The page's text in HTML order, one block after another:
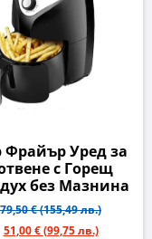
Фрайър Уред за
с Горещ
без Мазнина
79,50 €(155,49 лв.)
51,00 €(99,75 лв.)